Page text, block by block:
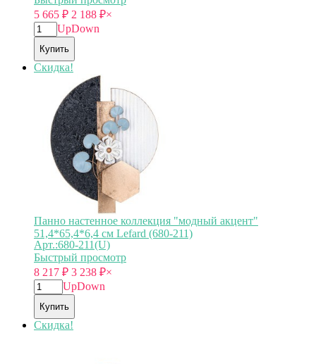
5 665 ₽ 2 188 ₽×
UpDown
Купить
Скидка!
Панно настенное коллекция "модный акцент"
51,4*65,4*6,4 см Lefard (680-211)
Арт.:680-211(U)
Быстрый просмотр
8 217 ₽ 3 238 ₽×
UpDown
Купить
Скидка!